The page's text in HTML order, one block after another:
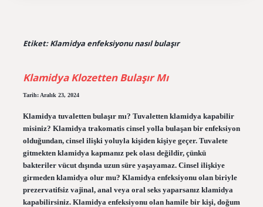
Etiket:Klamidya enfeksiyonu nasıl bulaşır
Klamidya Klozetten Bulaşır Mı
Tarih: Aralık 23, 2024
Klamidya tuvaletten bulaşır mı? Tuvaletten klamidya kapabilir
misiniz? Klamidya trakomatis cinsel yolla bulaşan bir enfeksiyon
olduğundan, cinsel ilişki yoluyla kişiden kişiye geçer. Tuvalete
gitmekten klamidya kapmanız pek olası değildir, çünkü
bakteriler vücut dışında uzun süre yaşayamaz. Cinsel ilişkiye
girmeden klamidya olur mu? Klamidya enfeksiyonu olan biriyle
prezervatifsiz vajinal, anal veya oral seks yaparsanız klamidya
kapabilirsiniz. Klamidya enfeksiyonu olan hamile bir kişi, doğum